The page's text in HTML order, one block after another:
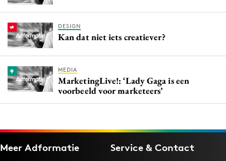
DESIGN
Kan dat niet iets creatiever?
MEDIA
MarketingLive!: ‘Lady Gaga is een
voorbeeld voor marketeers’
Meer Adformatie Service & Contact